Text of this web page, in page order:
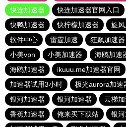
快连加速器
快连加速器官网入口
快鸭加速器
快柠檬加速器 旋
软件中心
雷霆加速 狂飙加速器
小美vpn
小美加速器 海鸥加速
海鸥加速器
ikuuu.me加速器官网
加速器试用3小时
极光aurora加速
银河加速器
银河加速器 云梯
香蕉加速器
俺来买下载站 银